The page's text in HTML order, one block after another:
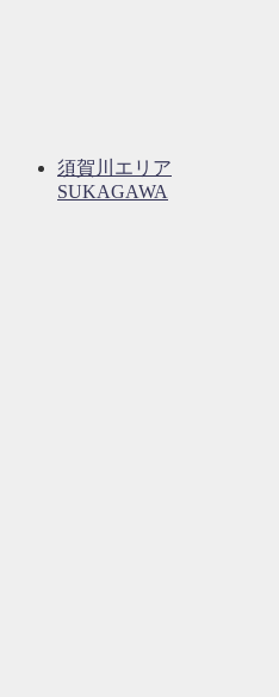
須賀川エリア
SUKAGAWA